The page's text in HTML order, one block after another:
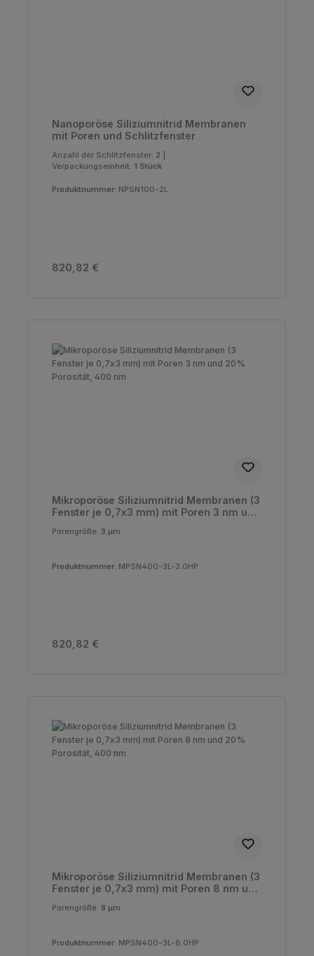
Nanoporöse Siliziumnitrid Membranen
mit Poren und Schlitzfenster
Anzahl der Schlitzfenster: 2
Verpackungseinheit: 1 Stück
Produktnummer: NPSN100-2L
Regulärer Preis:
820,82 €
Mikroporöse Siliziumnitrid Membranen (3
Fenster je 0,7x3 mm) mit Poren 3 nm und
Porengröße: 3 µm
Produktnummer: MPSN400-3L-3.0HP
Regulärer Preis:
820,82 €
Mikroporöse Siliziumnitrid Membranen (3
Fenster je 0,7x3 mm) mit Poren 8 nm und
Porengröße: 8 µm
Produktnummer: MPSN400-3L-8.0HP